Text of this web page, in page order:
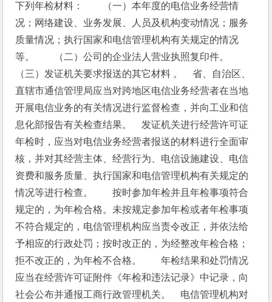
下列年检材料：　　（一）本年度的电信业务经营情
况；网络建设、业务发展、人员及机构变动情况；服务
质量情况；执行国家和电信管理机构有关规定的情况
等。　　（二）公司的企业法人营业执照复印件。
（三）发证机关要求报送的其它材料 。　省、自治区、
直辖市通信管理局应当对跨地区电信业务经营者在当地
开展电信业务的有关情况进行监督检查，并向工业和信
息化部报告有关检查结果。　发证机关进行经营许可证
年检时，应当对电信业务经营者报送的材料进行全面审
核，并对其经营主体、经营行为、电信设施建设、电信
资费和服务质量、执行国家和电信管理机构有关规定的
情况等进行检查。　　按时参加年检并且年检事项符合
规定的，为年检合格。未按规定参加年检或者年检事项
不符合规定的，电信管理机构应当责令改正，并依法给
予相应的行政处罚；按时改正的，为经整改年检合格；
拒不改正的，为年检不合格。　　年检结果和处罚情况
应当在经营许可证附件《年检和违法记录》中记录，向
社会公布并通报工商行政管理机关。　电信管理机构对